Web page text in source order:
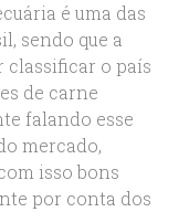
é uma das
sendo que a
classificar o país
de carne
falando esse
mercado,
isso bons
por conta dos